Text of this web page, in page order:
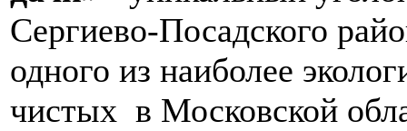
Сергиево-Посадского
одного из наиболее
чистых в Московской